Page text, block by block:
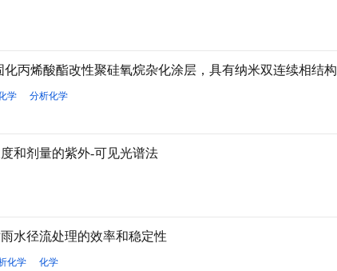
丙烯酸酯改性聚硅氧烷杂化涂层，具有纳米双连续相结构
学
分析化学
和剂量的紫外-可见光谱法
水径流处理的效率和稳定性
化学
化学